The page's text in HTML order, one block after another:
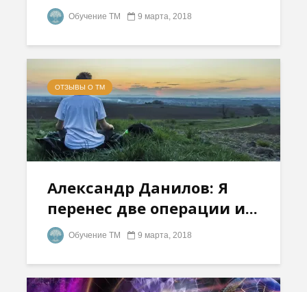
Обучение ТМ 9 марта, 2018
ОТЗЫВЫ О ТМ
Александр Данилов: Я
перенес две операции и...
Обучение ТМ 9 марта, 2018